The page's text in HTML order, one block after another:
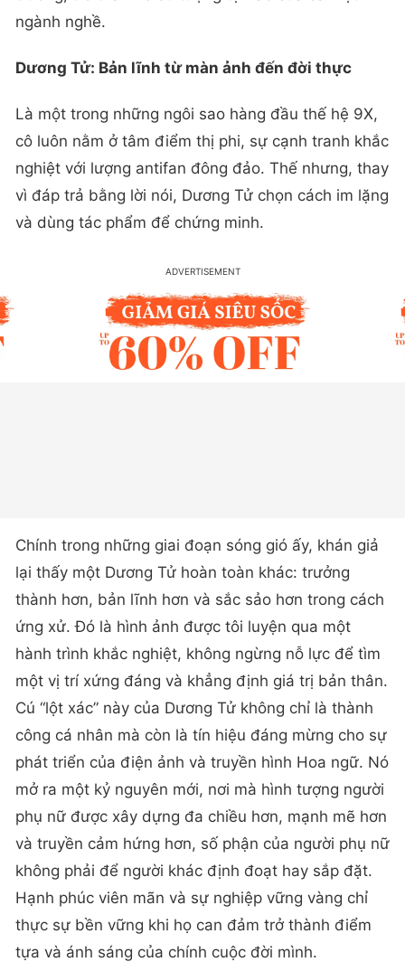
ngành nghề.
Dương Tử: Bản lĩnh từ màn ảnh đến đời thực
Là một trong những ngôi sao hàng đầu thế hệ 9X,
cô luôn nằm ở tâm điểm thị phi, sự cạnh tranh khắc
nghiệt với lượng antifan đông đảo. Thế nhưng, thay
vì đáp trả bằng lời nói, Dương Tử chọn cách im lặng
và dùng tác phẩm để chứng minh.
Chính trong những giai đoạn sóng gió ấy, khán giả
lại thấy một Dương Tử hoàn toàn khác: trưởng
thành hơn, bản lĩnh hơn và sắc sảo hơn trong cách
ứng xử. Đó là hình ảnh được tôi luyện qua một
hành trình khắc nghiệt, không ngừng nỗ lực để tìm
một vị trí xứng đáng và khẳng định giá trị bản thân.
Cú “lột xác” này của Dương Tử không chỉ là thành
công cá nhân mà còn là tín hiệu đáng mừng cho sự
phát triển của điện ảnh và truyền hình Hoa ngữ. Nó
mở ra một kỷ nguyên mới, nơi mà hình tượng người
phụ nữ được xây dựng đa chiều hơn, mạnh mẽ hơn
và truyền cảm hứng hơn, số phận của người phụ nữ
không phải để người khác định đoạt hay sắp đặt.
Hạnh phúc viên mãn và sự nghiệp vững vàng chỉ
thực sự bền vững khi họ can đảm trở thành điểm
tựa và ánh sáng của chính cuộc đời mình.